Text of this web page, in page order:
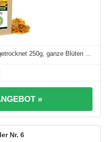
250g, ganze Blüten ...
»
6